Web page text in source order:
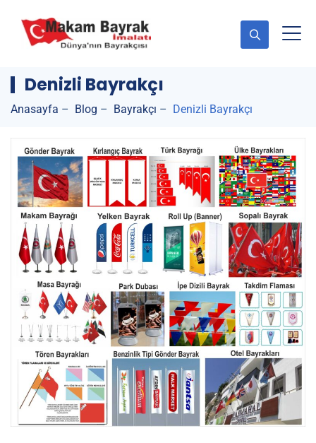
Denizli Bayrakçı
Anasayfa – Blog – Bayrakçı – Denizli Bayrakçı